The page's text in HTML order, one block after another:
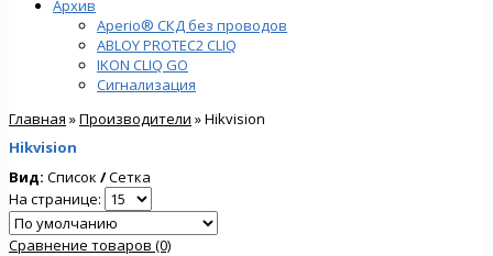
Архив
Aperio® СКД без проводов
ABLOY PROTEC2 CLIQ
IKON CLIQ GO
Сигнализация
Главная »Производители » Hikvision
Hikvision
Вид: Список /Сетка
На странице:
Сравнение товаров (0)